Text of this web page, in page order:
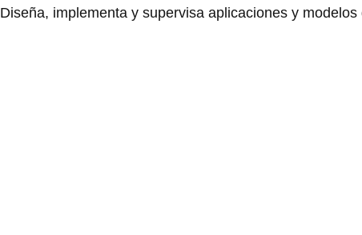
Diseña, implementa y supervisa aplicaciones y